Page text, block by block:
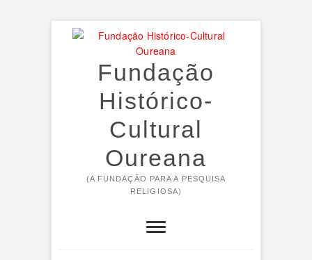
Fundação
Histórico-
Cultural
Oureana
(A FUNDAÇÃO PARA A PESQUISA
RELIGIOSA)